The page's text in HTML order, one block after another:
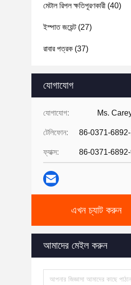
মেটাল রিপল ক্ষতিপূরণকারী (40)
ইস্পাত জয়েন্ট(27)
রাবার পত্রক (37)
যোগাযোগ
যোগাযোগ: Ms.
টেলিফোন:
ফ্যাক্স:
এখন চ্যাট করুন
আমাদের মেইল করুন